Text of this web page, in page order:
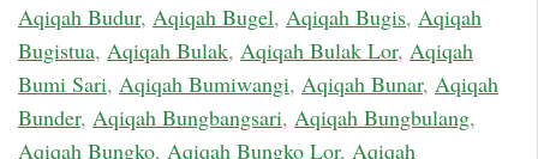
Aqiqah Budur, Aqiqah Bugel, Aqiqah Bugis, Aqiqah
Bugistua, Aqiqah Bulak, Aqiqah Bulak Lor, Aqiqah
Bumi Sari, Aqiqah Bumiwangi, Aqiqah Bunar, Aqiqah
Bunder, Aqiqah Bungbangsari, Aqiqah Bungbulang,
Aqiqah Bungko, Aqiqah Bungko Lor, Aqiqah